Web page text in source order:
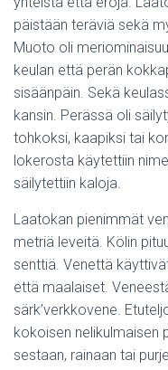
päistään teräviä sekä
Muoto oli
keulan että perän
sisäänpäin. Sekä
kansin. Perässä oli
tohkoksi, kaapiksi tai
lokerosta käytettiin
säilytettiin kaloja.
Laatokan pienimmät
metriä leveitä. Kölin
senttiä. Venettä
että maalaiset.
särk’verkkovene.
kokoisen nelikulmaisen
sestaan, rainaan tai